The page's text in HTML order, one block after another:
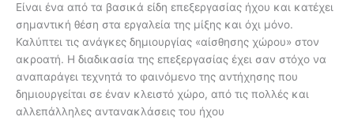
Είναι ένα από τα βασικά είδη επεξεργασίας ήχου και κατέχει
σημαντική θέση στα εργαλεία της μίξης και όχι μόνο.
Καλύπτει τις ανάγκες δημιουργίας «αίσθησης χώρου» στον
ακροατή. Η διαδικασία της επεξεργασίας έχει σαν στόχο να
αναπαράγει τεχνητά το φαινόμενο της αντήχησης που
δημιουργείται σε έναν κλειστό χώρο, από τις πολλές και
αλλεπάλληλες αντανακλάσεις του ήχου